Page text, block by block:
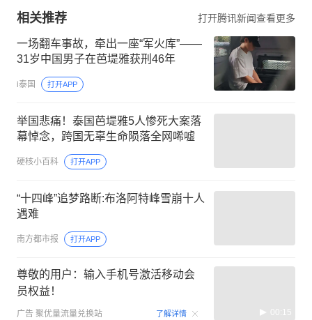
相关推荐 打开腾讯新闻查看更多
一场翻车事故，牵出一座“军火库”——
31岁中国男子在芭堤雅获刑46年
i泰国 打开APP
举国悲痛！泰国芭堤雅5人惨死大案落
幕悼念，跨国无辜生命陨落全网唏嘘
硬核小百科 打开APP
“十四峰”追梦路断:布洛阿特峰雪崩十人
遇难
南方都市报 打开APP
尊敬的用户：输入手机号激活移动会
员权益！
广告 聚优量流量兑换站 了解详情 00:15